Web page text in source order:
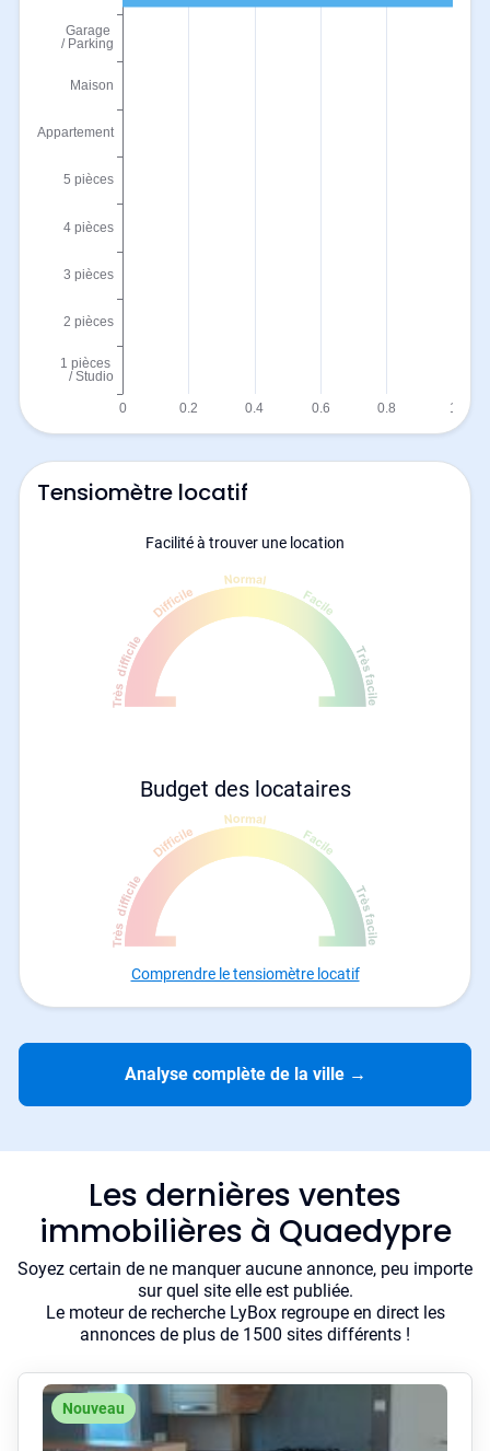
Tensiomètre locatif
Facilité à trouver une location
Budget des locataires
Comprendre le tensiomètre locatif
Analyse complète de la ville →
Les dernières ventes
immobilières à Quaedypre
Soyez certain de ne manquer aucune annonce, peu importe
sur quel site elle est publiée.
Le moteur de recherche LyBox regroupe en direct les
annonces de plus de 1500 sites différents !
Nouveau